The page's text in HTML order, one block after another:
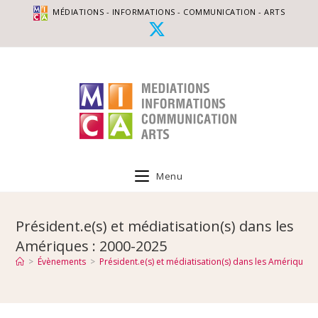
MÉDIATIONS - INFORMATIONS - COMMUNICATION - ARTS
Menu
Président.e(s) et médiatisation(s) dans les
Amériques : 2000-2025
> Évènements > Président.e(s) et médiatisation(s) dans les Amériques